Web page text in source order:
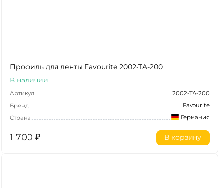
Профиль для ленты Favourite 2002-TA-200
В наличии
Артикул
2002-TA-200
Бренд
Favourite
Страна
Германия
1 700 ₽ В корзину